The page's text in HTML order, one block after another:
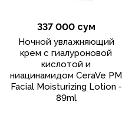
337 000 сум
Ночной увлажняющий
крем с гиалуроновой
кислотой и
ниацинамидом CeraVe PM
Facial Moisturizing Lotion -
89ml